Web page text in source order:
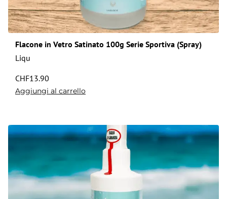
Flacone in Vetro Satinato 100g Serie Sportiva (Spray)
Liqu
CHF13.90
Aggiungi al carrello